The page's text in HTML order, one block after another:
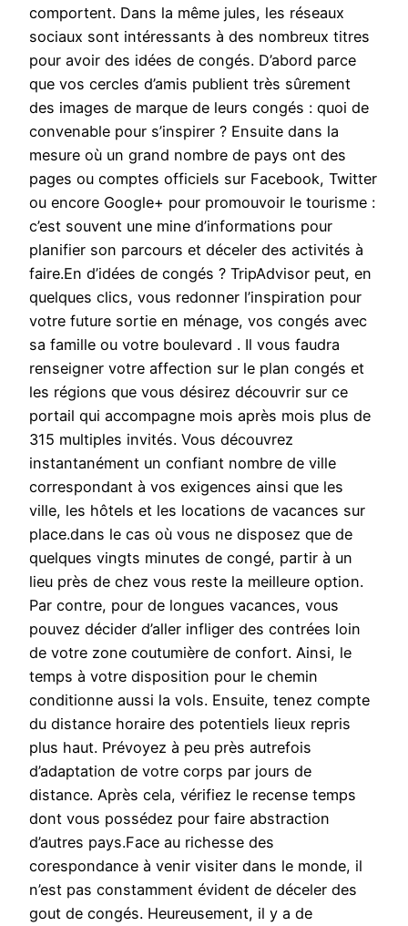
comportent. Dans la même jules, les réseaux
sociaux sont intéressants à des nombreux titres
pour avoir des idées de congés. D’abord parce
que vos cercles d’amis publient très sûrement
des images de marque de leurs congés : quoi de
convenable pour s’inspirer ? Ensuite dans la
mesure où un grand nombre de pays ont des
pages ou comptes officiels sur Facebook, Twitter
ou encore Google+ pour promouvoir le tourisme :
c’est souvent une mine d’informations pour
planifier son parcours et déceler des activités à
faire.En d’idées de congés ? TripAdvisor peut, en
quelques clics, vous redonner l’inspiration pour
votre future sortie en ménage, vos congés avec
sa famille ou votre boulevard . Il vous faudra
renseigner votre affection sur le plan congés et
les régions que vous désirez découvrir sur ce
portail qui accompagne mois après mois plus de
315 multiples invités. Vous découvrez
instantanément un confiant nombre de ville
correspondant à vos exigences ainsi que les
ville, les hôtels et les locations de vacances sur
place.dans le cas où vous ne disposez que de
quelques vingts minutes de congé, partir à un
lieu près de chez vous reste la meilleure option.
Par contre, pour de longues vacances, vous
pouvez décider d’aller infliger des contrées loin
de votre zone coutumière de confort. Ainsi, le
temps à votre disposition pour le chemin
conditionne aussi la vols. Ensuite, tenez compte
du distance horaire des potentiels lieux repris
plus haut. Prévoyez à peu près autrefois
d’adaptation de votre corps par jours de
distance. Après cela, vérifiez le recense temps
dont vous possédez pour faire abstraction
d’autres pays.Face au richesse des
corespondance à venir visiter dans le monde, il
n’est pas constamment évident de déceler des
gout de congés. Heureusement, il y a de